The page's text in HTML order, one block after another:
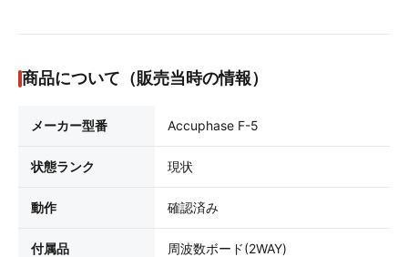
商品について（販売当時の情報）
メーカー型番 Accuphase F-5
状態ランク 現状
動作 確認済み
付属品 周波数ボード(2WAY)